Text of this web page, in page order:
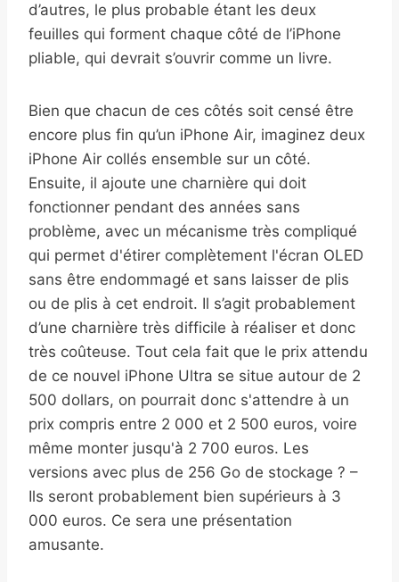
d’autres, le plus probable étant les deux
feuilles qui forment chaque côté de l’iPhone
pliable, qui devrait s’ouvrir comme un livre.
Bien que chacun de ces côtés soit censé être
encore plus fin qu’un iPhone Air, imaginez deux
iPhone Air collés ensemble sur un côté.
Ensuite, il ajoute une charnière qui doit
fonctionner pendant des années sans
problème, avec un mécanisme très compliqué
qui permet d'étirer complètement l'écran OLED
sans être endommagé et sans laisser de plis
ou de plis à cet endroit. Il s’agit probablement
d’une charnière très difficile à réaliser et donc
très coûteuse. Tout cela fait que le prix attendu
de ce nouvel iPhone Ultra se situe autour de 2
500 dollars, on pourrait donc s'attendre à un
prix compris entre 2 000 et 2 500 euros, voire
même monter jusqu'à 2 700 euros. Les
versions avec plus de 256 Go de stockage ? –
Ils seront probablement bien supérieurs à 3
000 euros. Ce sera une présentation
amusante.